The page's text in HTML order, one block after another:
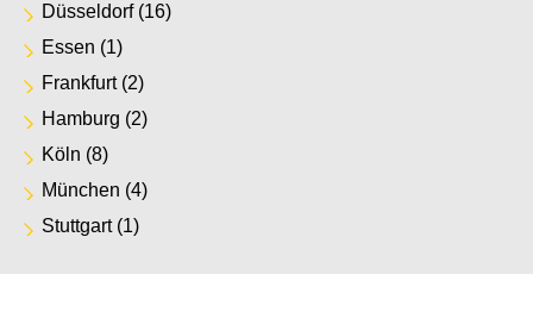
Düsseldorf(16)
Essen (1)
Frankfurt(2)
Hamburg (2)
Köln (8)
München (4)
Stuttgart(1)